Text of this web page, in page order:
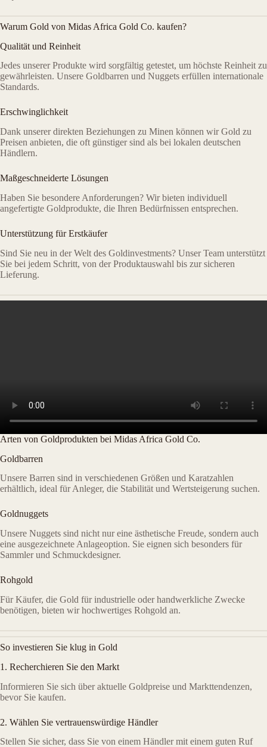
Warum Gold von Midas Africa Gold Co. kaufen?
Qualität und Reinheit
Jedes unserer Produkte wird sorgfältig getestet, um höchste Reinheit zu
gewährleisten. Unsere Goldbarren und Nuggets erfüllen internationale
Standards.
Erschwinglichkeit
Dank unserer direkten Beziehungen zu Minen können wir Gold zu
Preisen anbieten, die oft günstiger sind als bei lokalen deutschen
Händlern.
Maßgeschneiderte Lösungen
Haben Sie besondere Anforderungen? Wir bieten individuell
angefertigte Goldprodukte, die Ihren Bedürfnissen entsprechen.
Unterstützung für Erstkäufer
Sind Sie neu in der Welt des Goldinvestments? Unser Team unterstützt
Sie bei jedem Schritt, von der Produktauswahl bis zur sicheren
Lieferung.
Arten von Goldprodukten bei Midas Africa Gold Co.
Goldbarren
Unsere Barren sind in verschiedenen Größen und Karatzahlen
erhältlich, ideal für Anleger, die Stabilität und Wertsteigerung suchen.
Goldnuggets
Unsere Nuggets sind nicht nur eine ästhetische Freude, sondern auch
eine ausgezeichnete Anlageoption. Sie eignen sich besonders für
Sammler und Schmuckdesigner.
Rohgold
Für Käufer, die Gold für industrielle oder handwerkliche Zwecke
benötigen, bieten wir hochwertiges Rohgold an.
So investieren Sie klug in Gold
1. Recherchieren Sie den Markt
Informieren Sie sich über aktuelle Goldpreise und Markttendenzen,
bevor Sie kaufen.
2. Wählen Sie vertrauenswürdige Händler
Stellen Sie sicher, dass Sie von einem Händler mit einem guten Ruf